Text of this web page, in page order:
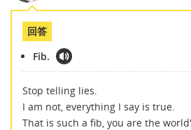
回答
Fib.
Stop telling lies.
I am not, everything I say is true.
That is such a fib, you are the